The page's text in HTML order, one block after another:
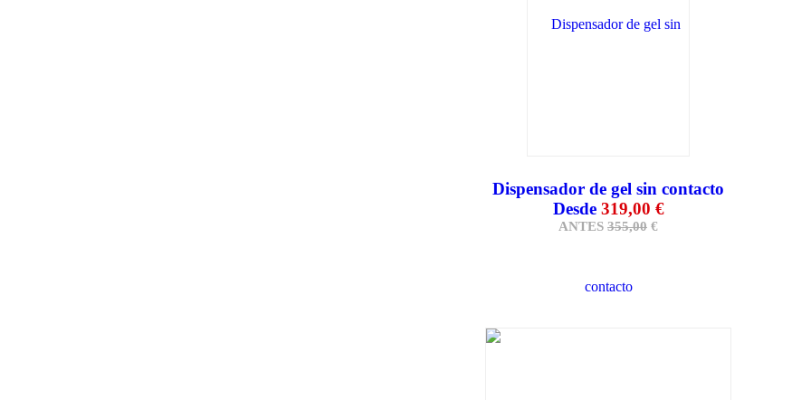
Dispensador de gel sin contacto
Desde 319,00 €
ANTES 355,00 €